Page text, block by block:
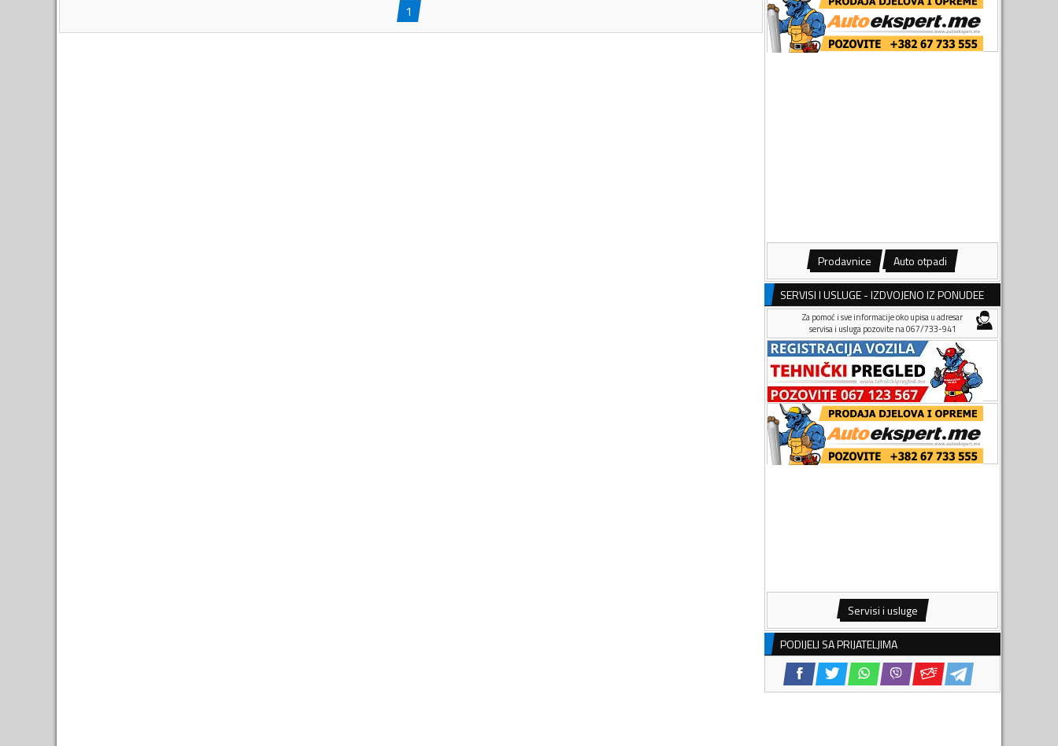
1
Prodavnice Auto otpadi
SERVISI I USLUGE - IZDVOJENO IZ PONUDEE
Za pomoć i sve informacije oko upisa u adresar
servisa i usluga pozovite na 067/733-941
Servisi i usluge
PODIJELI SA PRIJATELJIMA